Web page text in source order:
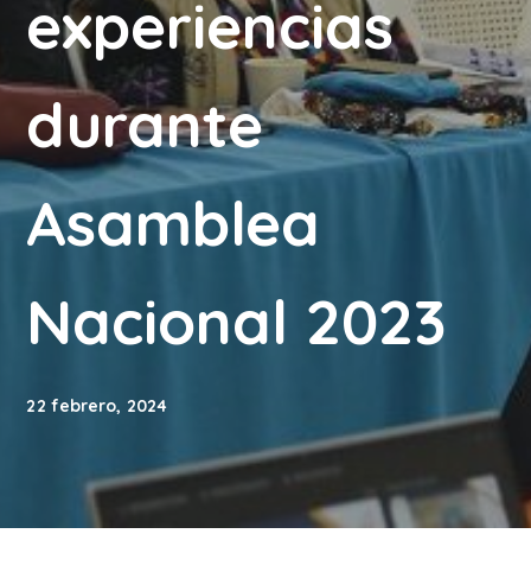
experiencias
durante
Asamblea
Nacional 2023
22 febrero, 2024